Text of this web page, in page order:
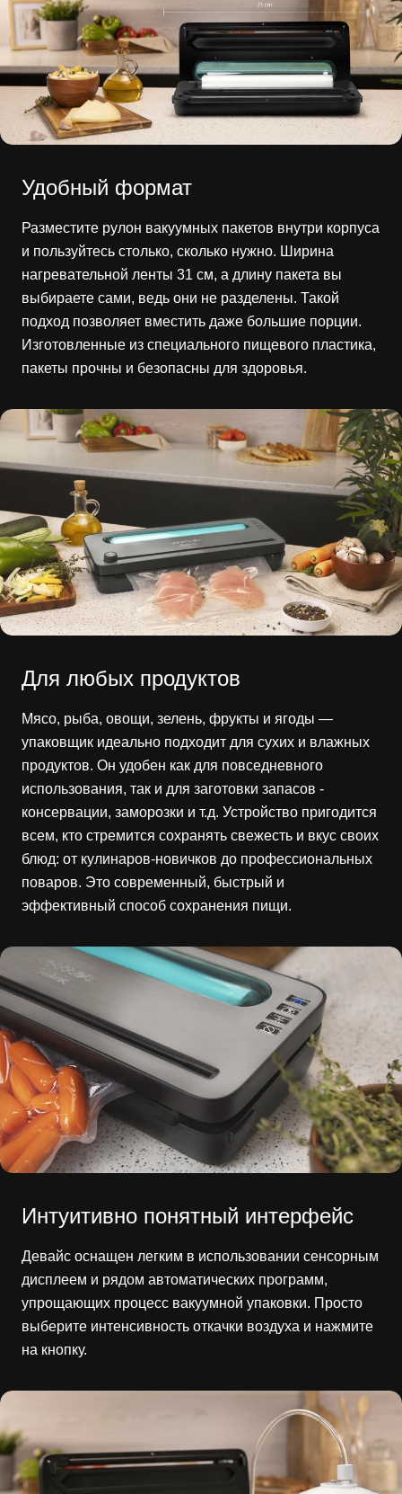
Удобный формат
Разместите рулон вакуумных пакетов внутри корпуса
и пользуйтесь столько, сколько нужно. Ширина
нагревательной ленты 31 см, а длину пакета вы
выбираете сами, ведь они не разделены. Такой
подход позволяет вместить даже большие порции.
Изготовленные из специального пищевого пластика,
пакеты прочны и безопасны для здоровья.
Для любых продуктов
Мясо, рыба, овощи, зелень, фрукты и ягоды —
упаковщик идеально подходит для сухих и влажных
продуктов. Он удобен как для повседневного
использования, так и для заготовки запасов -
консервации, заморозки и т.д. Устройство пригодится
всем, кто стремится сохранять свежесть и вкус своих
блюд: от кулинаров-новичков до профессиональных
поваров. Это современный, быстрый и
эффективный способ сохранения пищи.
Интуитивно понятный интерфейс
Девайс оснащен легким в использовании сенсорным
дисплеем и рядом автоматических программ,
упрощающих процесс вакуумной упаковки. Просто
выберите интенсивность откачки воздуха и нажмите
на кнопку.